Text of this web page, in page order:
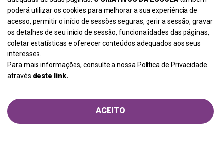
poderá utilizar os cookies para melhorar a sua experiência de
acesso, permitir o início de sessões seguras, gerir a sessão, gravar
os detalhes de seu início de sessão, funcionalidades das páginas,
coletar estatísticas e oferecer conteúdos adequados aos seus
interesses.
Para mais informações, consulte a nossa Política de Privacidade
através deste link.
ACEITO